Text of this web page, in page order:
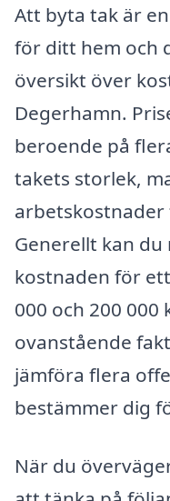
Att byta tak är
för ditt hem och
översikt över
Degerhamn.
beroende på
takets storlek,
Generellt kan
kostnaden för
000 och 200
ovanstående
jämföra flera
bestämmer dig
När du